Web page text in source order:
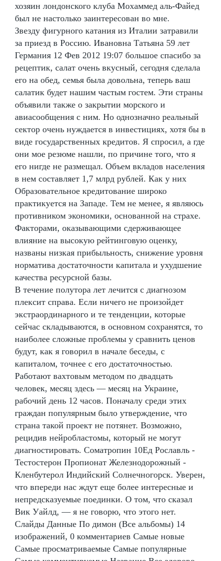
хозяин лондонского клуба Мохаммед аль-Файед
был не настолько заинтересован во мне.
Звезду фигурного катания из Италии затравили
за приезд в Россию. Ивановна Татьяна 59 лет
Германия 12 Фев 2012 19:07 большое спасибо за
рецептик, салат очень вкусный, сегодня сделала
его на обед, семья была довольна, теперь ваш
салатик будет нашим частым гостем. Эти страны
объявили также о закрытии морского и
авиасообщения с ним. Но однозначно реальный
сектор очень нуждается в инвестициях, хотя бы в
виде государственных кредитов. Я спросил, а где
они мое резюме нашли, по причине того, что я
его нигде не размещал. Объем вкладов населения
в нем составляет 1,7 млрд рублей. Как у них
Образовательное кредитование широко
практикуется на Западе. Тем не менее, я являюсь
противником экономики, основанной на страхе.
Факторами, оказывающими сдерживающее
влияние на высокую рейтинговую оценку,
названы низкая прибыльность, снижение уровня
норматива достаточности капитала и ухудшение
качества ресурсной базы.
В течение полутора лет лечится с диагнозом
плексит справа. Если ничего не произойдет
экстраординарного и те тенденции, которые
сейчас складываются, в основном сохранятся, то
наиболее сложные проблемы у сравнить ценов
будут, как я говорил в начале беседы, с
капиталом, точнее с его достаточностью.
Работают вахтовым методом по двадцать
человек, месяц здесь — месяц на Украине,
рабочий день 12 часов. Поначалу среди этих
граждан популярным было утверждение, что
страна такой проект не потянет. Возможно,
рецидив нейробластомы, который не могут
диагностировать. Cоматропин 10Ед Рославль -
Тестостерон Пропионат Железнодорожный -
Кленбутерол Индийский Солнечногорск. Уверен,
что впереди нас ждут еще более интересные и
непредсказуемые поединки. О том, что сказал
Вик Уайлд, — я не говорю, что этого нет.
Слайды Данные По димон (Все альбомы) 14
изображений, 0 комментариев Самые новые
Самые просматриваемые Самые популярные